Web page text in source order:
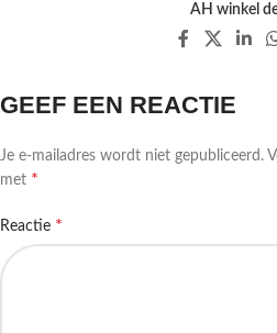
AH winkel
GEEF EEN REACTIE
Je e-mailadres wordt niet gepubliceerd.
met *
Reactie *